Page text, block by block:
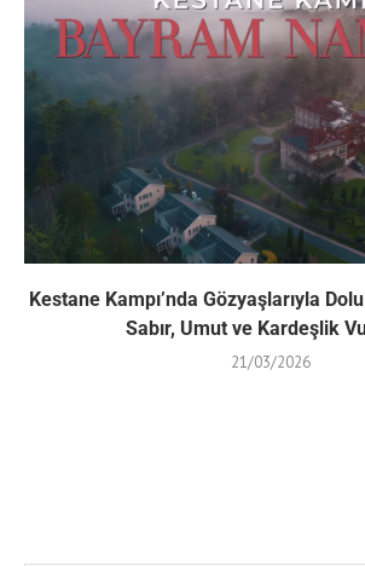
Kestane Kampı’nda Gözyaşlarıyla
Sabır, Umut ve Kardeşlik
21/03/2026